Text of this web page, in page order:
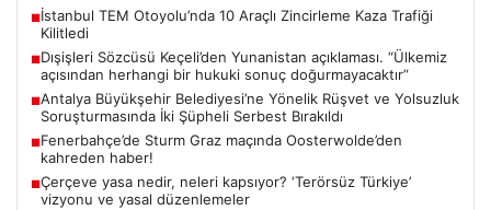
■İstanbul TEM Otoyolu’nda 10 Araçlı Zincirleme Kaza Trafiği
Kilitledi
■Dışişleri Sözcüsü Keçeli’den Yunanistan açıklaması. “Ülkemiz
açısından herhangi bir hukuki sonuç doğurmayacaktır”
■Antalya Büyükşehir Belediyesi’ne Yönelik Rüşvet ve Yolsuzluk
Soruşturmasında İki Şüpheli Serbest Bırakıldı
■Fenerbahçe’de Sturm Graz maçında Oosterwolde’den
kahreden haber!
■Çerçeve yasa nedir, neleri kapsıyor? ‘Terörsüz Türkiye’
vizyonu ve yasal düzenlemeler